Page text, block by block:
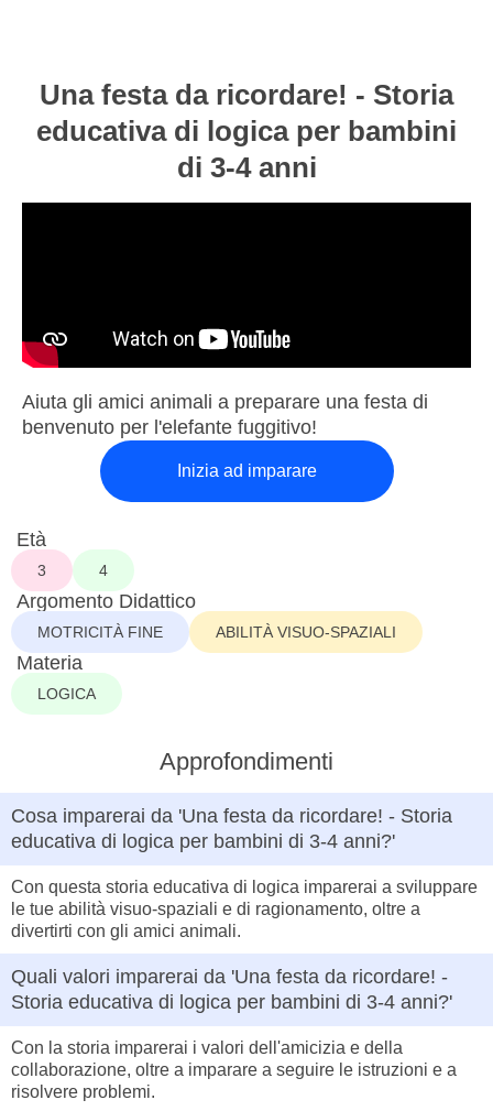
Una festa da ricordare! - Storia
educativa di logica per bambini
di 3-4 anni
Aiuta gli amici animali a preparare una festa di
benvenuto per l'elefante fuggitivo!
Inizia ad imparare
Età
3 4
Argomento Didattico
MOTRICITÀ FINE ABILITÀ VISUO-SPAZIALI
Materia
LOGICA
Approfondimenti
Cosa imparerai da 'Una festa da ricordare! - Storia
educativa di logica per bambini di 3-4 anni?'
Con questa storia educativa di logica imparerai a sviluppare
le tue abilità visuo-spaziali e di ragionamento, oltre a
divertirti con gli amici animali.
Quali valori imparerai da 'Una festa da ricordare! -
Storia educativa di logica per bambini di 3-4 anni?'
Con la storia imparerai i valori dell'amicizia e della
collaborazione, oltre a imparare a seguire le istruzioni e a
risolvere problemi.